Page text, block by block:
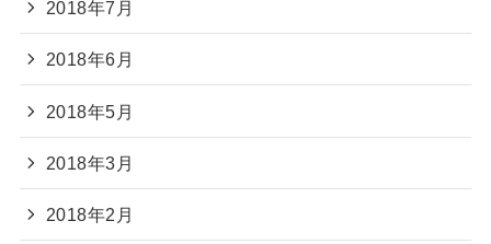
2018年7月
2018年6月
2018年5月
2018年3月
2018年2月